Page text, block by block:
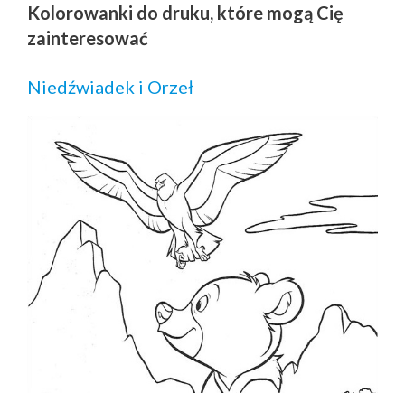
Kolorowanki do druku, które mogą Cię
zainteresować
Niedźwiadek i Orzeł